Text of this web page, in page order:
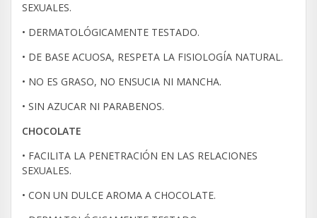
SEXUALES.
• DERMATOLÓGICAMENTE TESTADO.
• DE BASE ACUOSA, RESPETA LA FISIOLOGÍA NATURAL.
• NO ES GRASO, NO ENSUCIA NI MANCHA.
• SIN AZUCAR NI PARABENOS.
CHOCOLATE
• FACILITA LA PENETRACIÓN EN LAS RELACIONES
SEXUALES.
• CON UN DULCE AROMA A CHOCOLATE.